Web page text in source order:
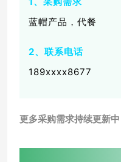
蓝帽产品，代餐
2、联系电话
189xxxx8677
更多采购需求持续更新中